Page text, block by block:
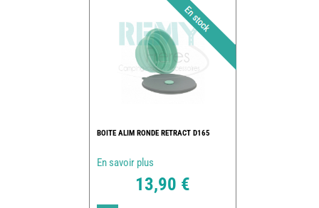
BOITE ALIM RONDE RETRACT D165
En savoir plus
13,90 €